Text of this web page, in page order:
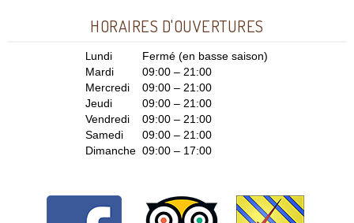
HORAIRES D'OUVERTURES
Lundi
Fermé (en basse saison)
Mardi
09:00 – 21:00
Mercredi
09:00 – 21:00
Jeudi
09:00 – 21:00
Vendredi
09:00 – 21:00
Samedi
09:00 – 21:00
Dimanche09:00 – 17:00